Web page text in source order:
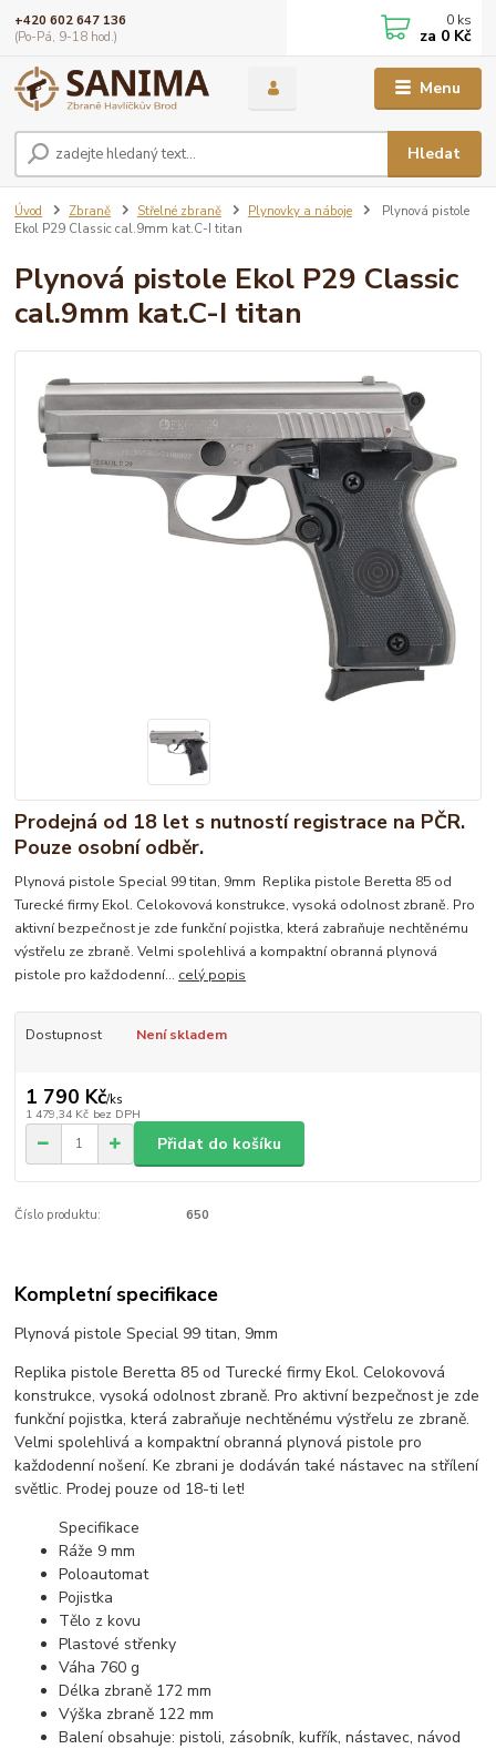
Menu
Hledat
+420 602 647 136
(Po-Pá, 9-18 hod.)
0 ks
za 0 Kč
Úvod Zbraně Střelné zbraně Plynovky a náboje
Plynová pistole
Ekol P29 Classic cal.9mm kat.C-I titan
Plynová pistole Ekol P29 Classic
cal.9mm kat.C-I titan
Prodejná od 18 let s nutností registrace na PČR.
Pouze osobní odběr.
Plynová pistole Special 99 titan, 9mm Replika pistole Beretta 85 od
Turecké firmy Ekol. Celokovová konstrukce, vysoká odolnost zbraně. Pro
aktivní bezpečnost je zde funkční pojistka, která zabraňuje nechtěnému
výstřelu ze zbraně. Velmi spolehlivá a kompaktní obranná plynová
pistole pro každodenní... celý popis
Dostupnost Není skladem
1 790 Kč/ks
1 479,34 Kč bez DPH
Přidat do košíku
Číslo produktu: 650
Kompletní specifikace
Plynová pistole Special 99 titan, 9mm
Replika pistole Beretta 85 od Turecké firmy Ekol. Celokovová
konstrukce, vysoká odolnost zbraně. Pro aktivní bezpečnost je zde
funkční pojistka, která zabraňuje nechtěnému výstřelu ze zbraně.
Velmi spolehlivá a kompaktní obranná plynová pistole pro
každodenní nošení. Ke zbrani je dodáván také nástavec na střílení
světlic. Prodej pouze od 18-ti let!
Specifikace
Ráže 9 mm
Poloautomat
Pojistka
Tělo z kovu
Plastové střenky
Váha 760 g
Délka zbraně 172 mm
Výška zbraně 122 mm
Balení obsahuje: pistoli, zásobník, kufřík, nástavec, návod